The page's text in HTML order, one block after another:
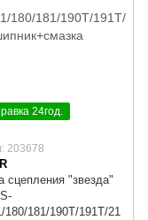
24год.
203678
сцепления "звезда"
180/181/190T/191T/21